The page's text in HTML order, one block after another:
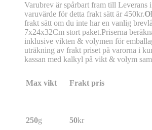
Varubrev är spårbart fram till Leverans
varuvärde för detta frakt sätt är 450kr.
frakt sätt om du inte har en vanlig
7x24x32Cm stort paket.Priserna
inklusive vikten & volymen för
uträkning av frakt priset på varorna i
kassan med kalkyl på vikt & volym
Max vikt Frakt pris
250g 50kr